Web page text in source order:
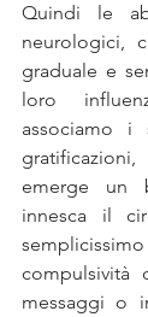
Quindi le
neurologici,
graduale e
loro
associamo i
emerge un
innesca il
compulsività
messaggi o